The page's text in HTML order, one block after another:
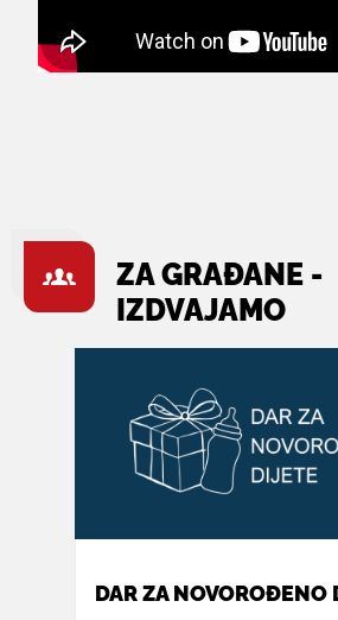
ZA GRAĐANE -
IZDVAJAMO
DAR ZA NOVOROĐENO